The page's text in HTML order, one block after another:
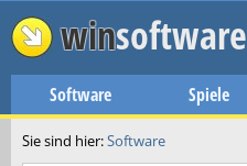
winsoftware
Software Spiele
Sie sind hier:Software